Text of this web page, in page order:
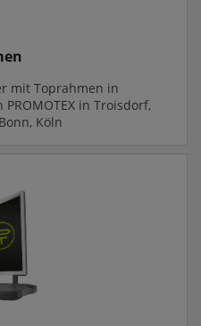
mit Toprahmen in
in Troisdorf,
Köln